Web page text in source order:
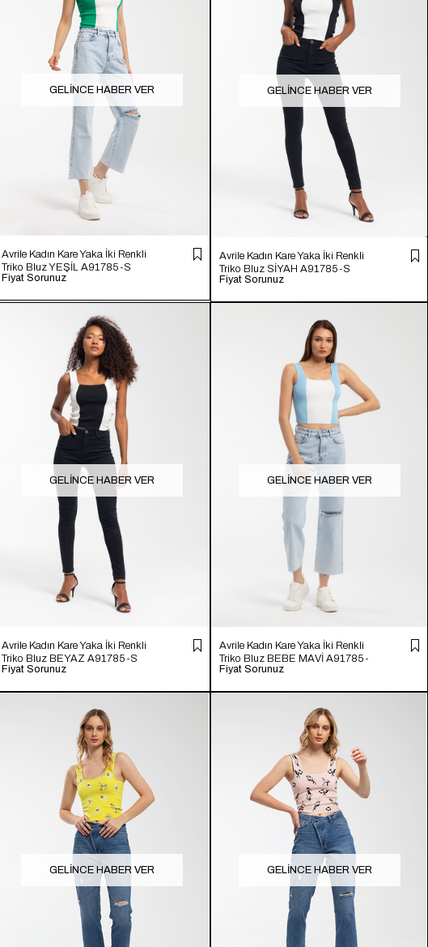
GELINCE HABER VER
Avrile Kadın Kare Yaka İki Renkli
Triko Bluz YEŞİL A91785-S
Fiyat Sorunuz
GELINCE HABER VER
Avrile Kadın Kare Yaka İki Renkli
Triko Bluz SİYAH A91785-S
Fiyat Sorunuz
GELINCE HABER VER
Avrile Kadın Kare Yaka İki Renkli
Triko Bluz BEYAZ A91785-S
Fiyat Sorunuz
GELINCE HABER VER
Avrile Kadın Kare Yaka İki Renkli
Triko Bluz BEBE MAVİ A91785-
S
Fiyat Sorunuz
GELINCE HABER VER GELINCE HABER VER